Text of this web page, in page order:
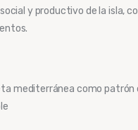
y productivo de la isla,
mediterránea como patrón